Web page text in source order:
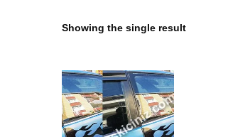
Showing the single result